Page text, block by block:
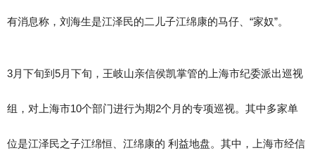
有消息称，刘海生是江泽民的二儿子江绵康的马仔、“家奴”。
3月下旬到5月下旬，王岐山亲信侯凯掌管的上海市纪委派出巡视
组，对上海市10个部门进行为期2个月的专项巡视。其中多家单
位是江泽民之子江绵恒、江绵康的 利益地盘。其中，上海市经信